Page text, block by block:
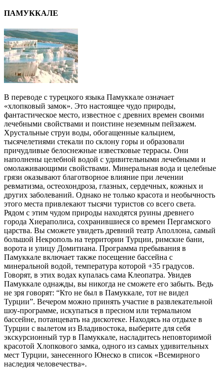
ПАМУККАЛЕ
В переводе с турецкого языка Памуккале означает
«хлопковый замок». Это настоящее чудо природы,
фантастическое место, известное с древних времен своими
лечебными свойствами и поистине неземным пейзажем.
Хрустальные струи воды, обогащенные кальцием,
тысячелетиями стекали по склону горы и образовали
причудливые белоснежные известковые террасы. Они
наполнены целебной водой с удивительными лечебными и
омолаживающими свойствами. Минеральная вода и целебные
грязи оказывают благотворное влияние при лечении
ревматизма, остеохондроза, глазных, сердечных, кожных и
других заболеваний. Однако не только красота и необычность
этого места привлекают тысячи туристов со всего света.
Рядом с этим чудом природы находятся руины древнего
города Хиераполиса, сохранившиеся со времен Пергамского
царства. Вы сможете увидеть древний театр Аполлона, самый
большой Некрополь на территории Турции, римские бани,
ворота и улицу Домитиана. Программа пребывания в
Памуккале включает также посещение бассейна с
минеральной водой, температура которой +35 градусов.
Говорят, в этих водах купалась сама Клеопатра. Увидев
Памуккале однажды, вы никогда не сможете его забыть. Ведь
не зря говорят: “Кто не был в Памуккале, тот не видел
Турции”. Вечером можно принять участие в развлекательной
шоу-программе, искупаться в пресном или термальном
бассейне, потанцевать на дискотеке. Находясь на отдыхе в
Турции с вылетом из Владивостока, выберите для себя
экскурсионный тур в Памуккале, насладитесь неповторимой
красотой Хлопкового замка, одного из самых удивительных
мест Турции, занесенного Юнеско в список «Всемирного
наследия человечества».